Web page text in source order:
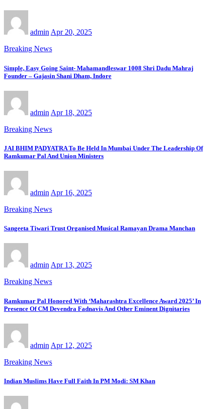
admin Apr 20, 2025
Breaking News
Simple, Easy Going Saint- Mahamandleswar 1008 Shri Dadu Mahraj
Founder – Gajasin Shani Dham, Indore
admin Apr 18, 2025
Breaking News
JAI BHIM PADYATRA To Be Held In Mumbai Under The Leadership Of
Ramkumar Pal And Union Ministers
admin Apr 16, 2025
Breaking News
Sangeeta Tiwari Trust Organised Musical Ramayan Drama Manchan
adminApr 13, 2025
Breaking News
Ramkumar Pal Honored With ‘Maharashtra Excellence Award 2025’ In
Presence Of CM Devendra Fadnavis And Other Eminent Dignitaries
admin Apr 12, 2025
Breaking News
Indian Muslims Have Full Faith In PM Modi: SM Khan